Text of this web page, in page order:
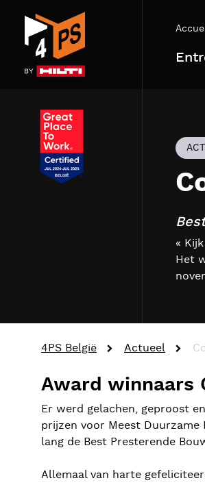
«
Het
4PS België Actueel
Award winnaars
Er werd gelachen, geproost
prijzen voor Meest Duurzame
lang de Best Presterende
Allemaal van harte